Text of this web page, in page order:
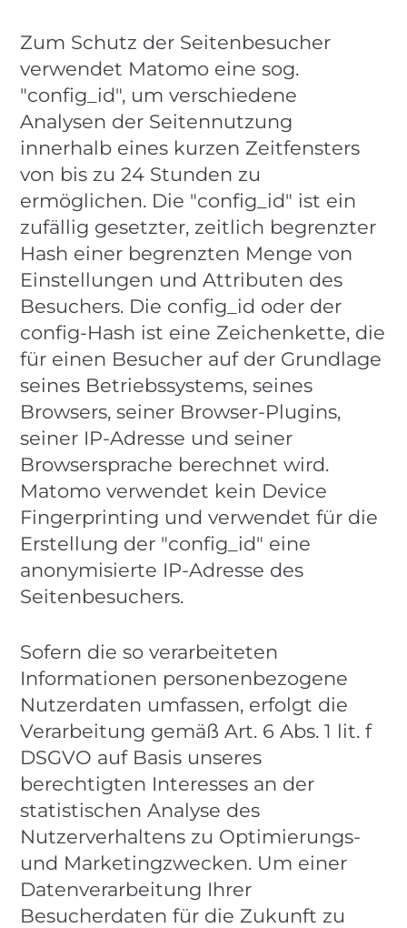
Zum Schutz der Seitenbesucher
verwendet Matomo eine sog.
"config_id", um verschiedene
Analysen der Seitennutzung
innerhalb eines kurzen Zeitfensters
von bis zu 24 Stunden zu
ermöglichen. Die "config_id" ist ein
zufällig gesetzter, zeitlich begrenzter
Hash einer begrenzten Menge von
Einstellungen und Attributen des
Besuchers. Die config_id oder der
config-Hash ist eine Zeichenkette, die
für einen Besucher auf der Grundlage
seines Betriebssystems, seines
Browsers, seiner Browser-Plugins,
seiner IP-Adresse und seiner
Browsersprache berechnet wird.
Matomo verwendet kein Device
Fingerprinting und verwendet für die
Erstellung der "config_id" eine
anonymisierte IP-Adresse des
Seitenbesuchers.
Sofern die so verarbeiteten
Informationen personenbezogene
Nutzerdaten umfassen, erfolgt die
Verarbeitung gemäß Art. 6 Abs. 1 lit. f
DSGVO auf Basis unseres
berechtigten Interesses an der
statistischen Analyse des
Nutzerverhaltens zu Optimierungs-
und Marketingzwecken. Um einer
Datenverarbeitung Ihrer
Besucherdaten für die Zukunft zu